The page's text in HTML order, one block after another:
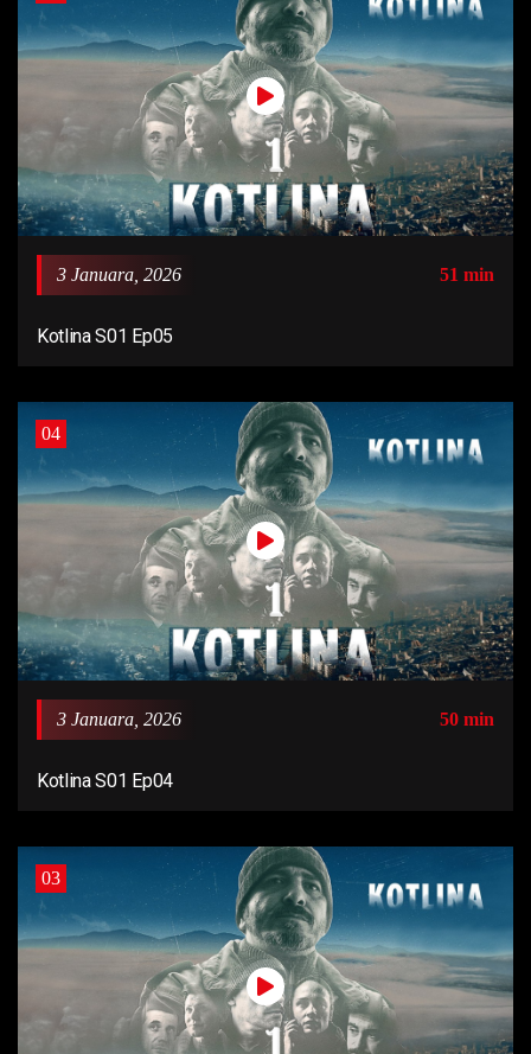
3 Januara, 2026 51 min
Kotlina S01 Ep05
04
3 Januara, 2026 50 min
Kotlina S01 Ep04
03